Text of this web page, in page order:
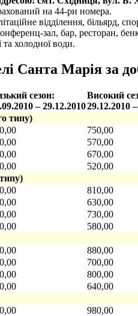
на 44-ри номера.
відділення, більярд,
зал, бар, ресторан,
та холодної води.
Санта Марія за
сезон:
– 29.12.2010
Високий
29.12.2010
типу)
750,00
570,00
670,00
520,00
810,00
630,00
730,00
580,00
880,00
700,00
800,00
640,00
980,00